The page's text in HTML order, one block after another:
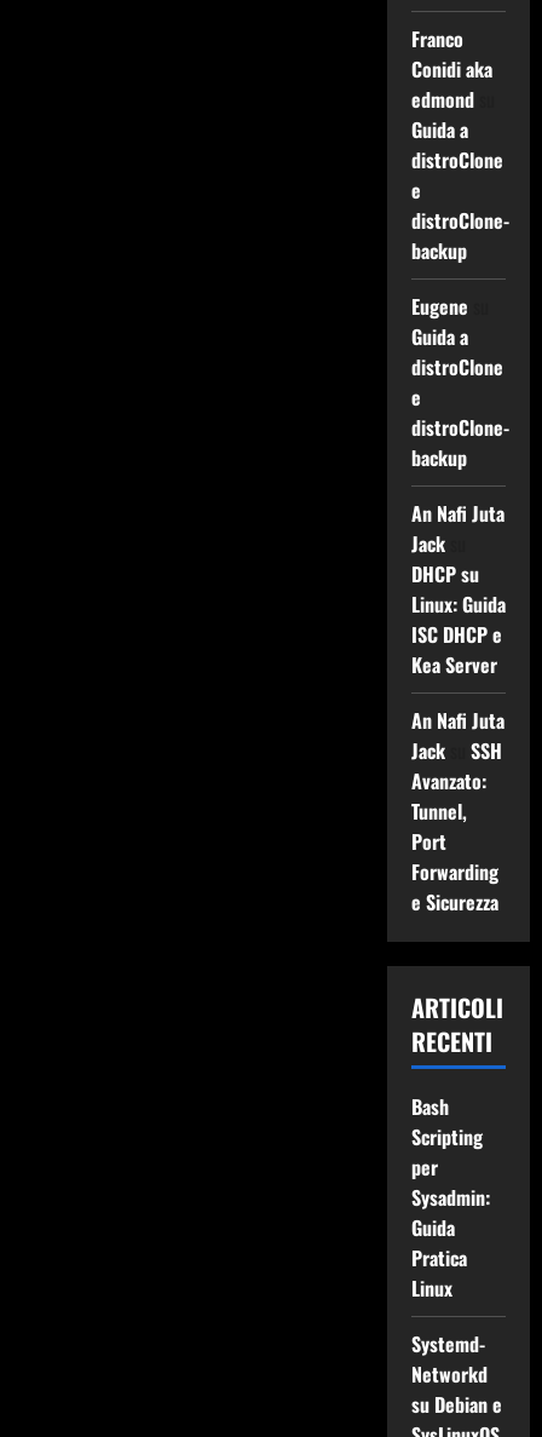
Franco
Conidi aka
edmondsu
Guida a
distroClone
e
distroClone-
backup
Eugene
Guida a
distroClone
e
distroClone-
backup
An Nafi Juta
Jacksu
DHCP su
Linux: Guida
ISC DHCP e
Kea Server
An Nafi Juta
Jacksu SSH
Avanzato:
Tunnel,
Port
Forwarding
e Sicurezza
ARTICOLI
RECENTI
Bash
Scripting
per
Sysadmin:
Guida
Pratica
Linux
Systemd-
Networkd
su Debian e